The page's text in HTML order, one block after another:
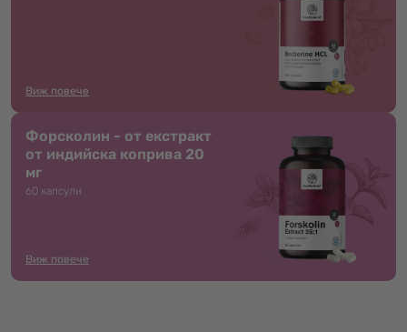
Виж повече
Форсколин - от екстракт
от индийска коприва 20
мг
60 капсули
Виж повече